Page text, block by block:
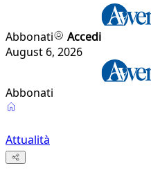
Abbonati
Accedi
August 6, 2026
Abbonati
Attualità